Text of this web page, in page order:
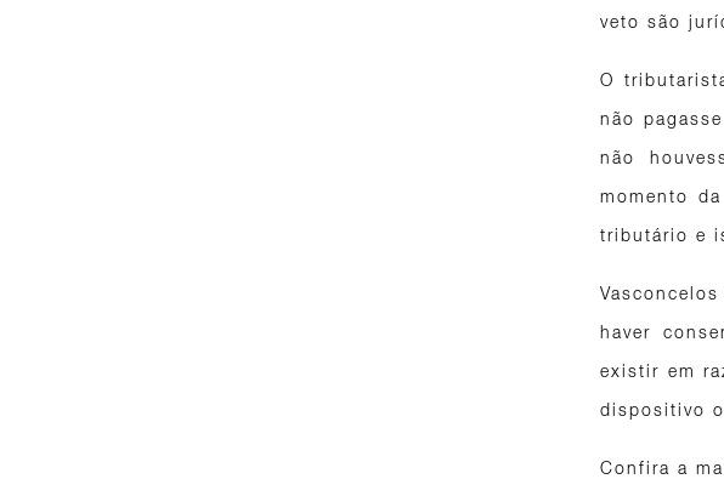
veto são
O
não
não
momento
tributário e
haver
existir em
dispositivo
Confira a